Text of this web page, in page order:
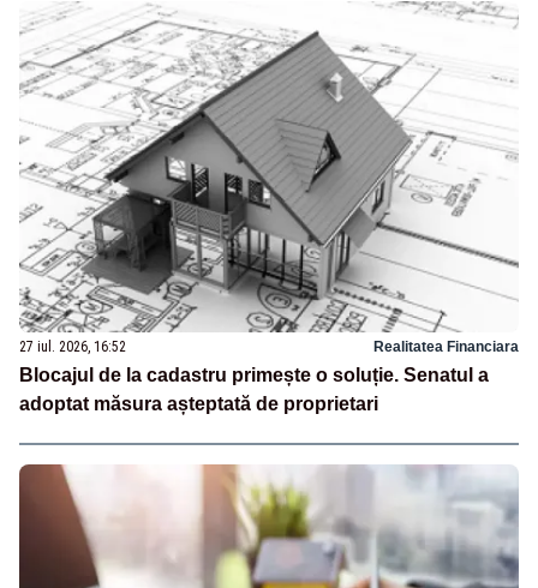
27 iul. 2026, 16:52 Realitatea Financiara
Blocajul de la cadastru primește o soluție. Senatul a
adoptat măsura așteptată de proprietari